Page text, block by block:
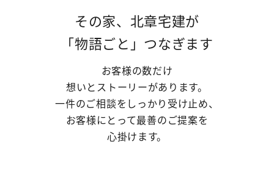
売却物語
スタッフブログ
その家、北章宅建が
「物語ごと」つなぎます
お客様の数だけ
想いとストーリーがあります。
一件のご相談をしっかり受け止め、
お客様にとって最善のご提案を
心掛けます。